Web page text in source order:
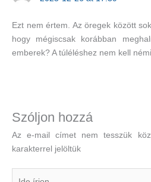
Ezt nem értem. Az öregek között
hogy mégiscsak korábban
emberek? A túléléshez nem kell
Szóljon hozzá
Az e-mail címet nem tesszük
karakterrel jelöltük